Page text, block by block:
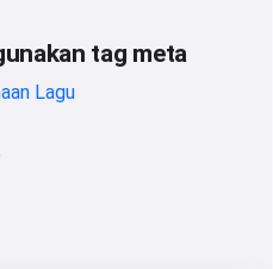
tag meta
Lagu